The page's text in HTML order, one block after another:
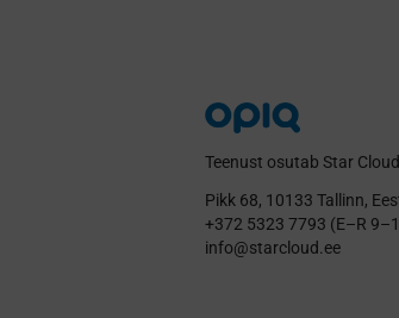
Teenust osutab Star
Pikk 68, 10133 Tallinn,
+372 5323 7793 (E–R
info@starcloud.ee